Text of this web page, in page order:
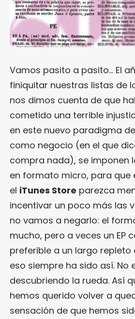
Vamos pasito a pasito… El
finiquitar nuestras listas de
nos dimos cuenta de que
cometido una terrible
en este nuevo paradigma
como negocio (en el que
compra nada), se imponen
en formato micro, para que
el iTunes Store parezca
incentivar un poco más las
no vamos a negarlo: el
mucho, pero a veces un EP
preferible a un largo repleto
eso siempre ha sido así. No
descubriendo la rueda. Así
hemos querido volver a
sensación de que hemos